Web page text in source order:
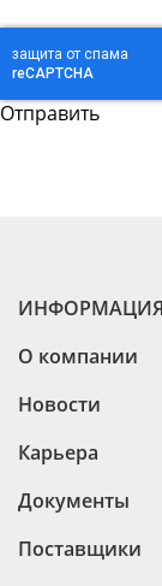
ИНФОРМАЦИЯ
О компании
Новости
Карьера
Документы
Поставщики